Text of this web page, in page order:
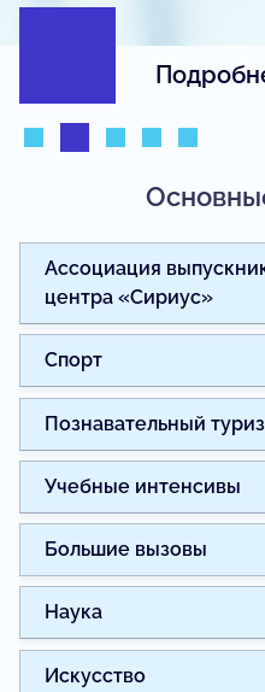
Ассоциация
центра «Сириус»
Наука
Спорт
Искусство
Познавательный
Учебные интенсивы
Большие вызовы